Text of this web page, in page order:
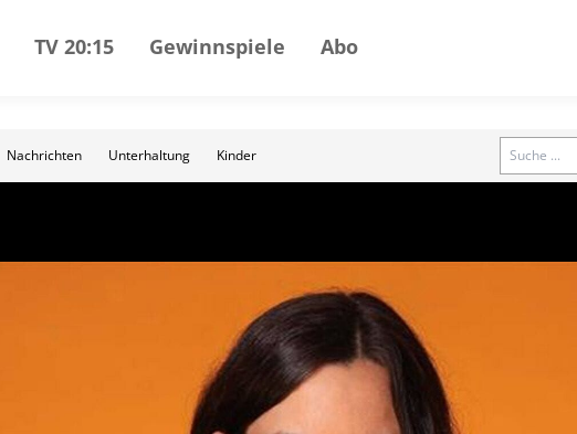
TV 20:15 Gewinnspiele Abo
Nachrichten Unterhaltung Kinder Search